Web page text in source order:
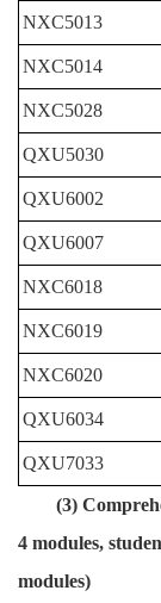
NXC5013
NXC5014
NXC5028
QXU5030
QXU6002
QXU6007
NXC6018
NXC6019
NXC6020
QXU6034
QXU7033
(3)
4 modules,
modules)